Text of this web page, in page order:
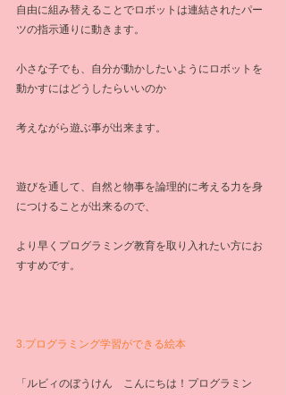
自由に組み替えることでロボットは連結されたパー
ツの指示通りに動きます。
小さな子でも、自分が動かしたいようにロボットを
動かすにはどうしたらいいのか
考えながら遊ぶ事が出来ます。
遊びを通して、自然と物事を論理的に考える力を身
につけることが出来るので、
より早くプログラミング教育を取り入れたい方にお
すすめです。
3.プログラミング学習ができる絵本
「ルビィのぼうけん　こんにちは！プログラミン